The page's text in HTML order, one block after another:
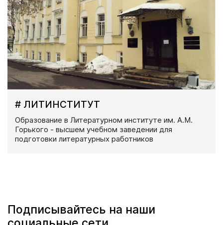
# ЛИТИНСТИТУТ
Образование в Литературном институте им. А.М.
Горького - высшем учебном заведении для
подготовки литературных работников
Подписывайтесь на наши